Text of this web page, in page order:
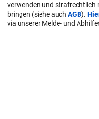
verwenden und strafrechtlich
bringen (siehe auch AGB).
via unserer Melde- und